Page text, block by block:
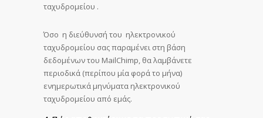
ταχυδρομείου .
Όσο η διεύθυνσή του ηλεκτρονικού
ταχυδρομείου σας παραμένει στη βάση
δεδομένων του MailChimp, θα λαμβάνετε
περιοδικά (περίπου μία φορά το μήνα)
ενημερωτικά μηνύματα ηλεκτρονικού
ταχυδρομείου από εμάς.